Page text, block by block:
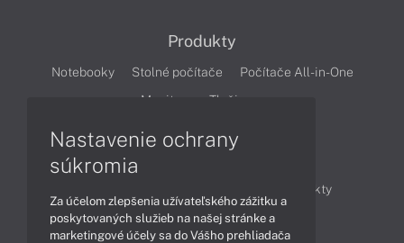
Produkty
Notebooky Stolné počítače
Počítače All-in-One
Monitory
Tlačiarne
Produkty
Technológie
Videá
Nastavenie ochrany
súkromia
Za účelom zlepšenia užívateľského zážitku a
poskytovaných služieb na našej stránke a
marketingové účely sa do Vášho prehliadača